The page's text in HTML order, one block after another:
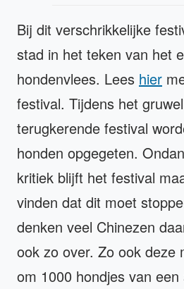
Bij dit verschrikkelijke
stad in het teken van het
hondenvlees. Lees hier
festival. Tijdens het
terugkerende festival
honden opgegeten.
kritiek blijft het festival
vinden dat dit moet
denken veel Chinezen
ook zo over. Zo ook deze
om 1000 hondjes van